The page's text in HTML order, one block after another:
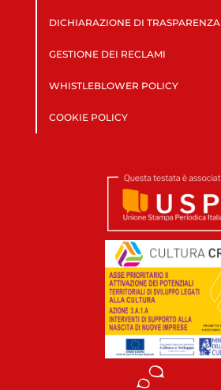
DICHIARAZIONE DI TRASPARENZA
GESTIONE DEI RECLAMI
WHISTLEBLOWER POLICY
COOKIE POLICY